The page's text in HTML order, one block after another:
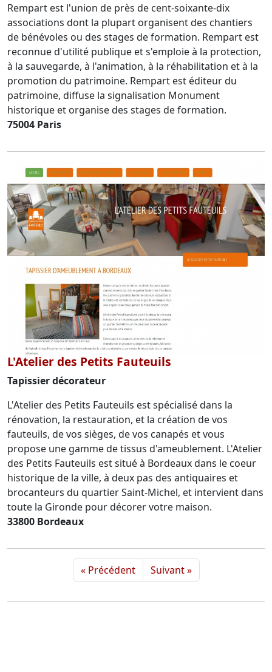
Rempart est l'union de près de cent-soixante-dix
associations dont la plupart organisent des chantiers
de bénévoles ou des stages de formation. Rempart est
reconnue d'utilité publique et s'emploie à la protection,
à la sauvegarde, à l'animation, à la réhabilitation et à la
promotion du patrimoine. Rempart est éditeur du
patrimoine, diffuse la signalisation Monument
historique et organise des stages de formation.
75004 Paris
L'Atelier des Petits Fauteuils
Tapissier décorateur
L'Atelier des Petits Fauteuils est spécialisé dans la
rénovation, la restauration, et la création de vos
fauteuils, de vos sièges, de vos canapés et vous
propose une gamme de tissus d'ameublement. L'Atelier
des Petits Fauteuils est situé à Bordeaux dans le coeur
historique de la ville, à deux pas des antiquaires et
brocanteurs du quartier Saint-Michel, et intervient dans
toute la Gironde pour décorer votre maison.
33800 Bordeaux
« Précédent Suivant »